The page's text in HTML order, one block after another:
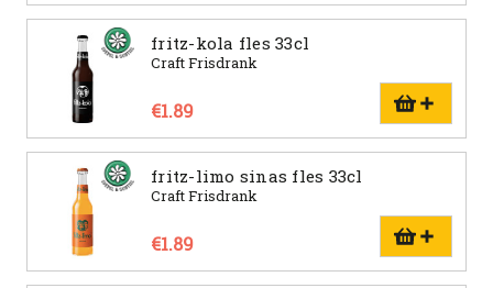
fritz-kola fles 33cl
Craft Frisdrank
€1.89
fritz-limo sinas fles 33cl
Craft Frisdrank
€1.89